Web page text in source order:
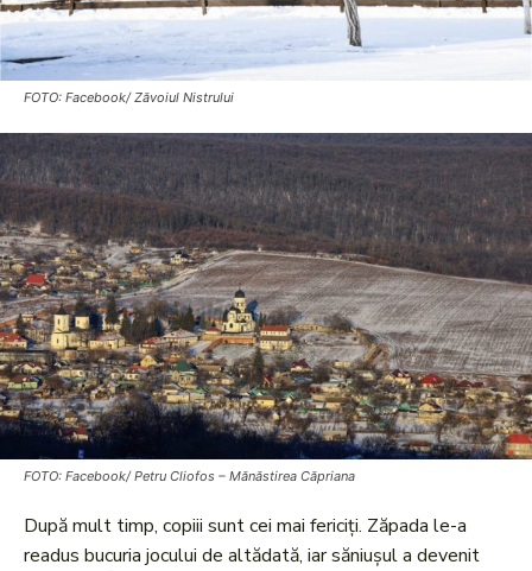
FOTO: Facebook/ Zăvoiul Nistrului
FOTO: Facebook/ Petru Cliofos – Mănăstirea Căpriana
După mult timp, copiii sunt cei mai fericiți. Zăpada le-a
readus bucuria jocului de altădată, iar săniușul a devenit